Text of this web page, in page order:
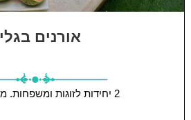
אורנים
2 יחידות לזוגות ומשפחות.